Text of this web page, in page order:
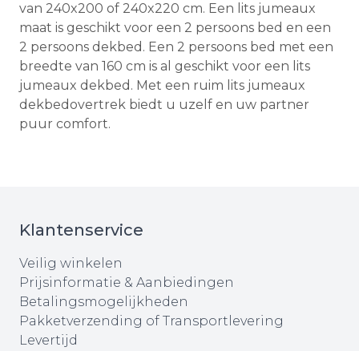
van 240x200 of 240x220 cm. Een lits jumeaux
maat is geschikt voor een 2 persoons bed en een
2 persoons dekbed. Een 2 persoons bed met een
breedte van 160 cm is al geschikt voor een lits
jumeaux dekbed. Met een ruim lits jumeaux
dekbedovertrek biedt u uzelf en uw partner
puur comfort.
Klantenservice
Veilig winkelen
Prijsinformatie & Aanbiedingen
Betalingsmogelijkheden
Pakketverzending of Transportlevering
Levertijd